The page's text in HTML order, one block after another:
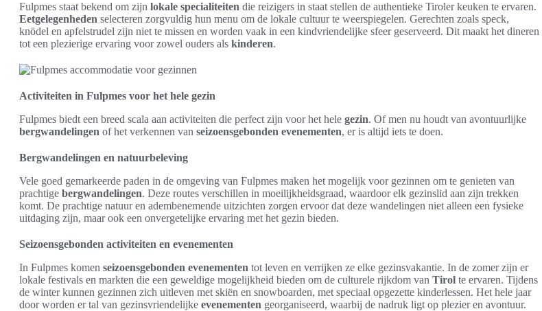
Fulpmes staat bekend om zijn lokale specialiteiten die reizigers in staat stellen de authentieke Tiroler keuken te ervaren.
Eetgelegenheden selecteren zorgvuldig hun menu om de lokale cultuur te weerspiegelen. Gerechten zoals speck,
knödel en apfelstrudel zijn niet te missen en worden vaak in een kindvriendelijke sfeer geserveerd. Dit maakt het dineren
tot een plezierige ervaring voor zowel ouders als kinderen.
Activiteiten in Fulpmes voor het hele gezin
Fulpmes biedt een breed scala aan activiteiten die perfect zijn voor het hele gezin. Of men nu houdt van avontuurlijke
bergwandelingen of het verkennen van seizoensgebonden evenementen, er is altijd iets te doen.
Bergwandelingen en natuurbeleving
Vele goed gemarkeerde paden in de omgeving van Fulpmes maken het mogelijk voor gezinnen om te genieten van
prachtige bergwandelingen. Deze routes verschillen in moeilijkheidsgraad, waardoor elk gezinslid aan zijn trekken
komt. De prachtige natuur en adembenemende uitzichten zorgen ervoor dat deze wandelingen niet alleen een fysieke
uitdaging zijn, maar ook een onvergetelijke ervaring met het gezin bieden.
Seizoensgebonden activiteiten en evenementen
In Fulpmes komen seizoensgebonden evenementen tot leven en verrijken ze elke gezinsvakantie. In de zomer zijn er
lokale festivals en markten die een geweldige mogelijkheid bieden om de culturele rijkdom van Tirol te ervaren. Tijdens
de winter kunnen gezinnen zich uitleven met skiën en snowboarden, met speciaal opgezette kinderlessen. Het hele jaar
door worden er tal van gezinsvriendelijke evenementen georganiseerd, waarbij de nadruk ligt op plezier en avontuur.